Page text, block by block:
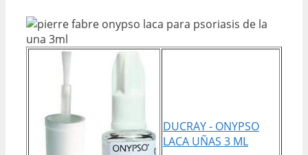
DUCRAY - ONYPSO
LACA UÑAS 3 ML